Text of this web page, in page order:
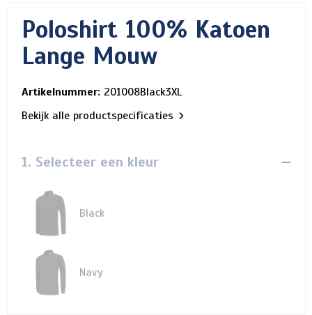
Poloshirt 100% Katoen
Lange Mouw
Artikelnummer: 201008Black3XL
Bekijk alle productspecificaties
1. Selecteer een kleur
Black
Navy